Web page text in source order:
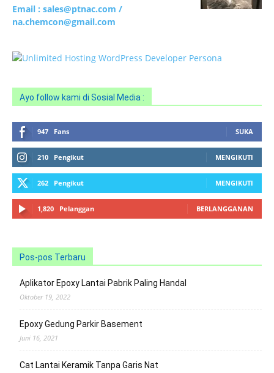
Email : sales@ptnac.com /
na.chemcon@gmail.com
Ayo follow kami di Sosial Media :
947 Fans SUKA
210 Pengikut MENGIKUTI
262 Pengikut MENGIKUTI
1,820 Pelanggan BERLANGGANAN
Pos-pos Terbaru
Aplikator Epoxy Lantai Pabrik Paling Handal
Oktober 19, 2022
Epoxy Gedung Parkir Basement
Juni 16, 2021
Cat Lantai Keramik Tanpa Garis Nat